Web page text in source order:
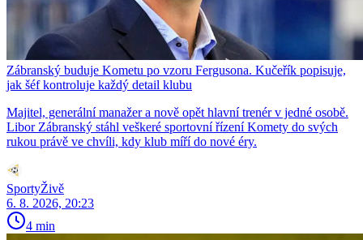
Zábranský buduje Kometu po vzoru Fergusona. Kučeřík popisuje,
jak šéf kontroluje každý detail klubu
Majitel, generální manažer a nově opět hlavní trenér v jedné osobě.
Libor Zábranský stáhl veškeré sportovní řízení Komety do svých
rukou právě ve chvíli, kdy klub míří do nové éry.
SportyŽivě
6. 8. 2026, 20:23
4 min